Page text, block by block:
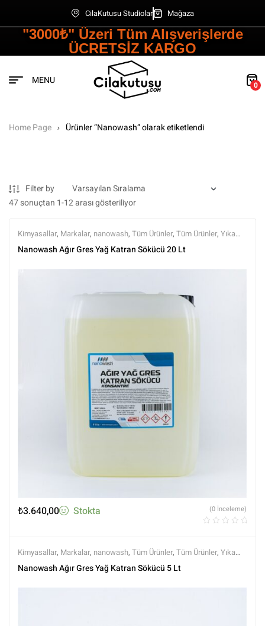
CilaKutusu Studiolar Mağaza
"3000₺" Üzeri Tüm Alışverişlerde
ÜCRETSİZ KARGO
MENU 0
Home Page Ürünler “Nanowash” olarak etiketlendi
Filter by
47 sonuçtan 1-12 arası gösteriliyor
Kimyasallar, Markalar, nanowash, Tüm Ürünler, Tüm Ürünler, Yıkama
Ürünleri
Nanowash Ağır Gres Yağ Katran Sökücü 20 Lt
₺3.640,00 Stokta (0 İnceleme)
Kimyasallar, Markalar, nanowash, Tüm Ürünler, Tüm Ürünler, Yıkama
Ürünleri
Nanowash Ağır Gres Yağ Katran Sökücü 5 Lt